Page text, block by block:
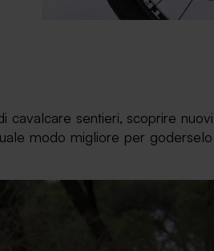
cavalcare sentieri, scoprire
modo migliore per